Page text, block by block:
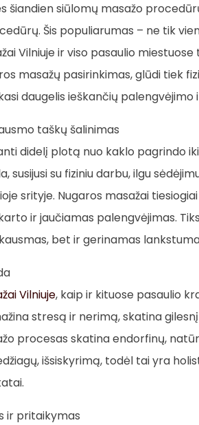
šiandien siūlomų masažo
Šis populiarumas – ne tik
Vilniuje ir viso pasaulio
masažų pasirinkimas, glūdi tiek
daugelis ieškančių palengvėjimo
taškų šalinimas
didelį plotą nuo kaklo pagrindo
susijusi su fiziniu darbu, ilgu
srityje. Nugaros masažai
ir jaučiamas palengvėjimas.
bet ir gerinamas
Vilniuje, kaip ir kituose pasaulio
stresą ir nerimą, skatina
procesas skatina endorfinų,
išsiskyrimą, todėl tai yra
ir pritaikymas